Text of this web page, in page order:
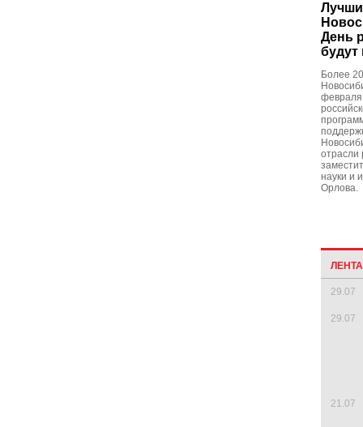
День
Более
февраля
отрасли
науки и
Орлова.
29.07
29.07
21.07